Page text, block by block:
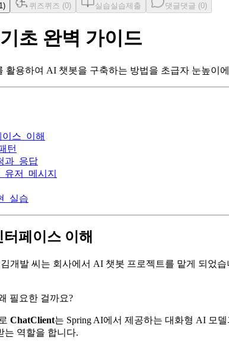
1 ) 퀴즈퀴즈 (0) 실습실습제출 댓글댓글 (0)
초 완벽 가이드
활용하여 AI 챗봇을 구축하는 방법을 초급자 눈높
이스_이해
턴
과_응답
유저_메시지
_실습
페이스 이해
개발 씨는 회사에서 AI 챗봇 프로젝트를 맡게 되었
필요한 걸까요?
ChatClient는 Spring AI에서 제공하는 대화형 AI 모
는 역할을 합니다.